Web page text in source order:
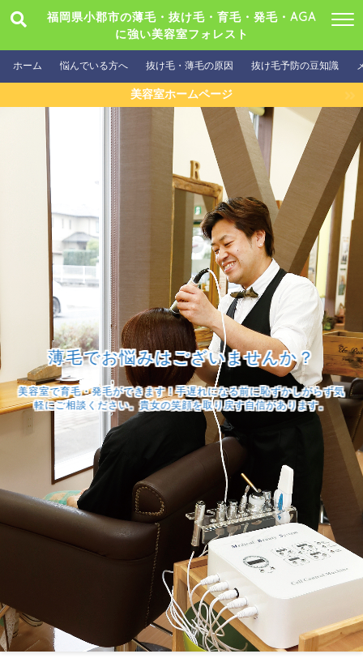
福岡県小郡市の薄毛・抜け毛・育毛・発毛・AGA
に強い美容室フォレスト
ホーム 悩んでいる方へ 抜け毛・薄毛の原因 抜け毛予防の豆知識
美容室ホームページ
薄毛でお悩みはございませんか？
美容室で育毛・発毛ができます！手遅れになる前に恥ずかしがらず気
軽にご相談ください。貴女の笑顔を取り戻す自信があります。